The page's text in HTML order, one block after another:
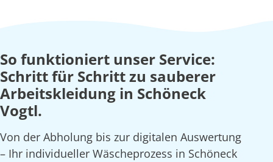
So funktioniert unser Service:
Schritt für Schritt zu sauberer
Arbeitskleidung in Schöneck
Vogtl.
Von der Abholung bis zur digitalen Auswertung
– Ihr individueller Wäscheprozess in Schöneck